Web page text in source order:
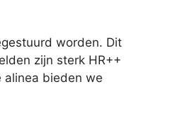
worden. Dit
zijn sterk HR++
alinea bieden we